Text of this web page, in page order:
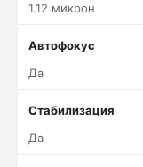
1.12 микрон
Автофокус
Да
Стабилизация
Да